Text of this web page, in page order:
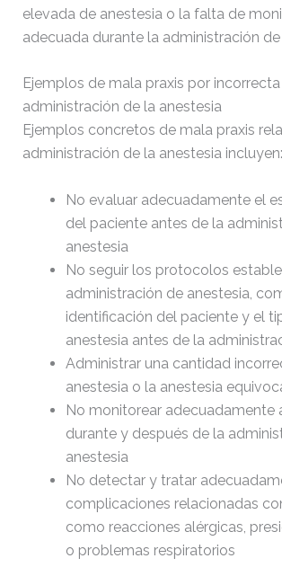
elevada de anestesia o la falta de
adecuada durante la administración
Ejemplos de mala praxis por incorrecta
administración de la anestesia
Ejemplos concretos de mala praxis
administración de la anestesia incluyen:
No evaluar adecuadamente el
del paciente antes de la
anestesia
No seguir los protocolos
administración de anestesia,
identificación del paciente y el
anestesia antes de la
Administrar una cantidad
anestesia o la anestesia
No monitorear adecuadamente
durante y después de la
anestesia
No detectar y tratar
complicaciones relacionadas
como reacciones alérgicas,
o problemas respiratorios